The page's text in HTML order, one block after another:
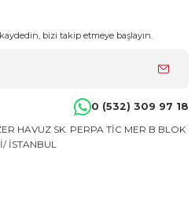
bizi takip etmeye başlayın.
0 (532) 309 97 18
HAVUZ SK. PERPA TİC MER B BLOK
İSTANBUL